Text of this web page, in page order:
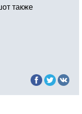
также